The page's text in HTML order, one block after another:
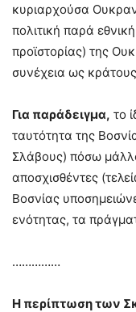
κυριαρχούσα
πολιτική παρά
προϊστορίας) της
συνέχεια ως
Για παράδειγμα, το
ταυτότητα της
Σλάβους) πόσω
αποσχισθέντες
Βοσνίας
ενότητας, τα
……………
Η περίπτωση των